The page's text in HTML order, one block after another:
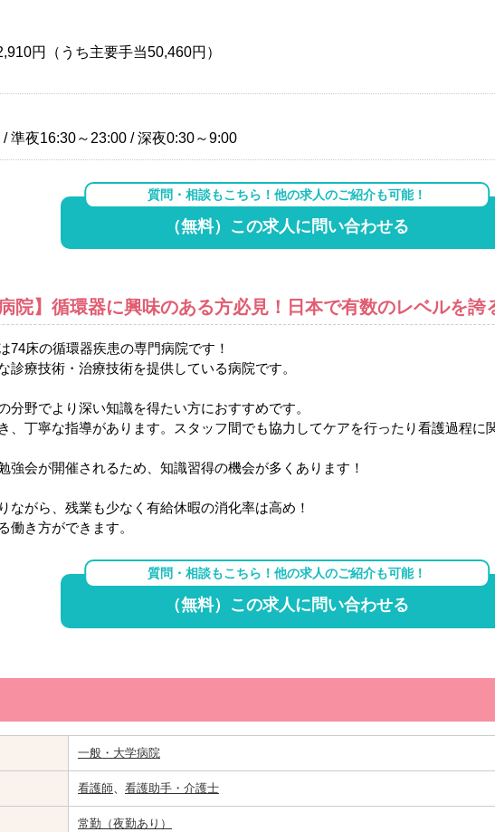
円（うち主要手当50,460円）
準夜16:30～23:00 / 深夜0:30～9:00
質問・相談もこちら！他の求人のご紹介も可能！
（無料）この求人に問い合わせる
院】循環器に興味のある方必見！日本で有数のレベルを誇
74床の循環器疾患の専門病院です！
診療技術・治療技術を提供している病院です。
分野でより深い知識を得たい方におすすめです。
、丁寧な指導があります。スタッフ間でも協力してケアを行ったり看護過程に
強会が開催されるため、知識習得の機会が多くあります！
ながら、残業も少なく有給休暇の消化率は高め！
働き方ができます。
質問・相談もこちら！他の求人のご紹介も可能！
（無料）この求人に問い合わせる
一般・大学病院
看護師、 看護助手・介護士
常勤（夜勤あり）